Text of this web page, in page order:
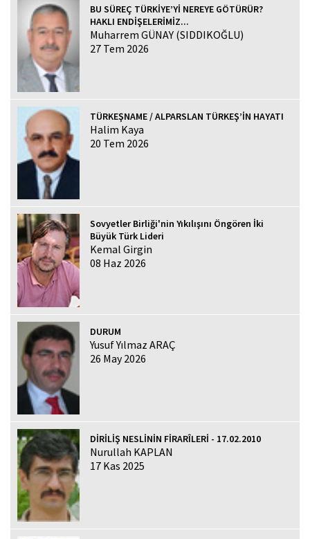
BU SÜREÇ TÜRKİYE’Yİ NEREYE GÖTÜRÜR?
HAKLI ENDİŞELERİMİZ...
Muharrem GÜNAY (SIDDIKOĞLU)
27 Tem 2026
TÜRKEŞNAME / ALPARSLAN TÜRKEŞ’İN HAYATI
Halim Kaya
20 Tem 2026
Sovyetler Birliği'nin Yıkılışını Öngören İki
Büyük Türk Lideri
Kemal Girgin
08 Haz 2026
DURUM
Yusuf Yılmaz ARAÇ
26 May 2026
DİRİLİŞ NESLİNİN FİRARÎLERİ - 17.02.2010
Nurullah KAPLAN
17 Kas 2025